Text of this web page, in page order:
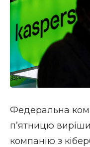
Федеральна
п’ятницю
компанію з